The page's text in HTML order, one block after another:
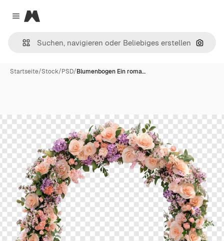
Close menu
Magnific
Nach
Startseite/Stock/PSD/Blumenbogen Ein roma…